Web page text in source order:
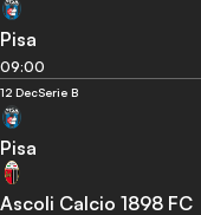
Pisa
09:00
12 DecSerie B
Pisa
Ascoli Calcio 1898 FC